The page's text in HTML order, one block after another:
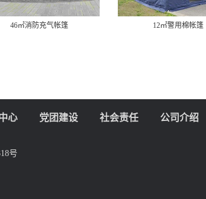
46㎡消防充气帐篷 12㎡警用棉帐篷
心 党团建设 社会责任 公司介绍
号